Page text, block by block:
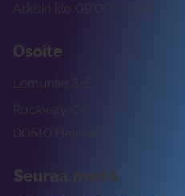
Arkisin klo 09:00 -15:00
Osoite
Rockway Oy
Lemuntie 3-5
00510 Helsinki
Seuraa meitä